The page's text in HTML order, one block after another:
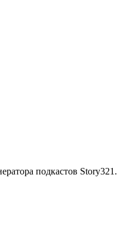
подкастов Story321.